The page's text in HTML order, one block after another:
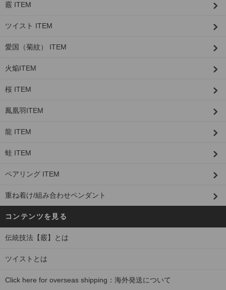
霰 ITEM
ツイスト ITEM
愛国（菊紋） ITEM
火焔ITEM
桜 ITEM
鳳凰羽ITEM
龍 ITEM
蛙 ITEM
ペアリング ITEM
重ね着け/組み合わせペンダント
コンテンツを見る
伝統技法【霰】とは
ツイストとは
Click here for overseas shipping：海外発送について